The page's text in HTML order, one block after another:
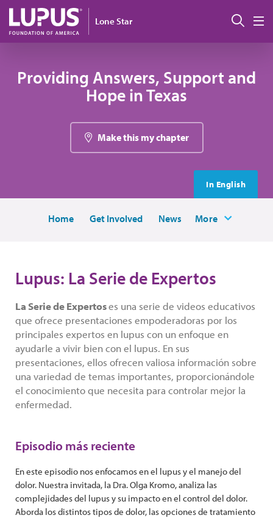
Pasar al contenido principal
Lone Star
Providing Answers, Support and
Hope in Texas
Make this my chapter
In English
Home Get Involved News More
Lupus: La Serie de Expertos
La Serie de Expertoses una serie de videos educativos
que ofrece presentaciones empoderadoras por los
principales expertos en lupus con un enfoque en
ayudarle a vivir bien con el lupus. En sus
presentaciones, ellos ofrecen valiosa información sobre
una variedad de temas importantes, proporcionándole
el conocimiento que necesita para controlar mejor la
enfermedad.
Episodio más reciente
En este episodio nos enfocamos en el lupus y el manejo del
dolor. Nuestra invitada, la Dra. Olga Kromo, analiza las
complejidades del lupus y su impacto en el control del dolor.
Aborda los distintos tipos de dolor, las opciones de tratamiento